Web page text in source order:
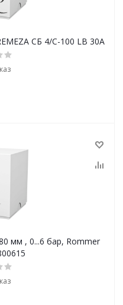
СБ 4/С-100 LB 30A
мм , 0...6 бар, Rommer